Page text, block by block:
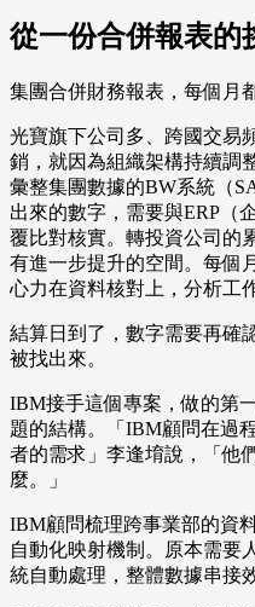
從一份合併報表的
集團合併財務報表，每個月
光寶旗下公司多、跨國交易
銷，就因為組織架構持續調
彙整集團數據的BW系統（
出來的數字，需要與ERP（
覆比對核實。轉投資公司的
有進一步提升的空間。每個
心力在資料核對上，分析工
結算日到了，數字需要再確
被找出來。
IBM接手這個專案，做的第
題的結構。「IBM顧問在過
者的需求」李逢堉說，「他
麼。」
IBM顧問梳理跨事業部的資
自動化映射機制。原本需要
統自動處理，整體數據串接